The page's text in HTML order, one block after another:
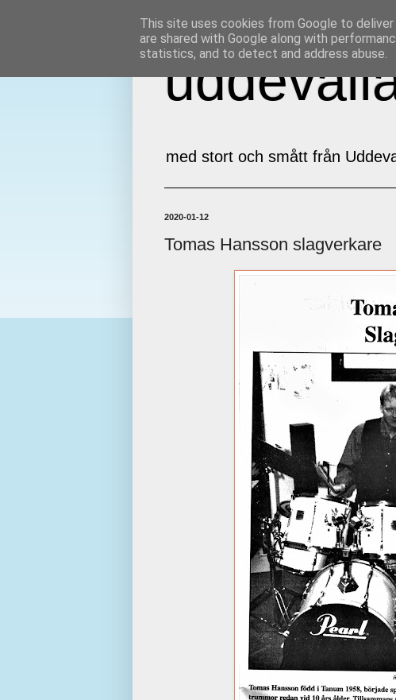
med stort och smått från
2020-01-12
Tomas Hansson slagverkare
This site uses cookies from Google to
are shared with Google along with
statistics, and to detect and address abuse.